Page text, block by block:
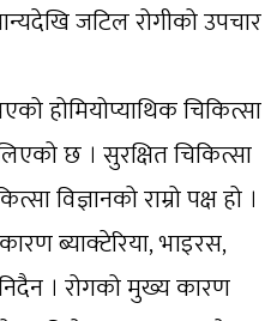
जटिल रोगीको उपचार
होमियोप्याथिक चिकित्सा
छ । सुरक्षित चिकित्सा
विज्ञानको राम्रो पक्ष हो ।
ब्याक्टेरिया, भाइरस,
। रोगको मुख्य कारण